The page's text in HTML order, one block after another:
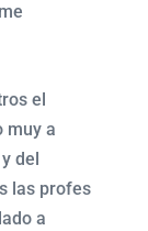
el
muy a
del
las profes
a